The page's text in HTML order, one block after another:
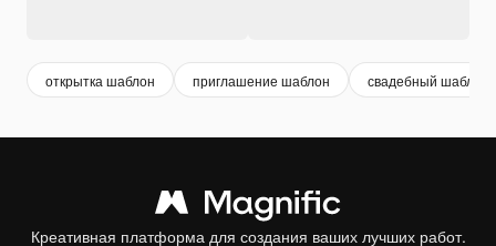
открытка шаблон приглашение шаблон свадебный шаблон
Креативная платформа для создания ваших лучших работ.